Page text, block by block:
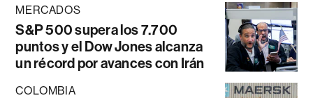
MERCADOS
S&P 500 supera los 7.700
puntos y el Dow Jones alcanza
un récord por avances con Irán
COLOMBIA